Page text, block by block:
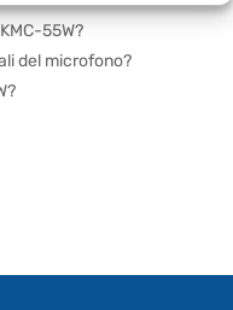
55W?
del microfono?